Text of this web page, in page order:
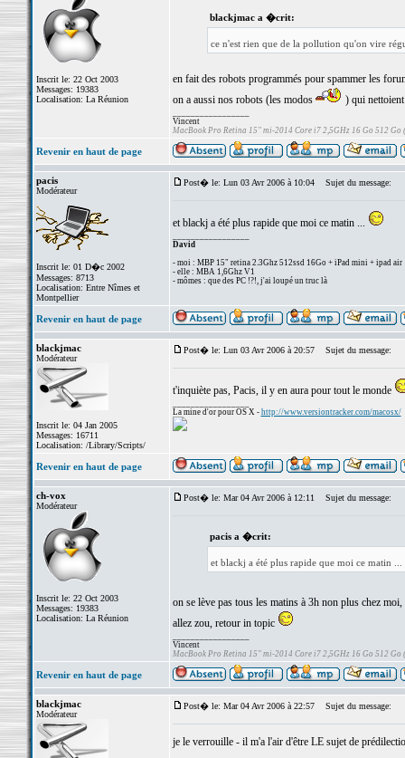
Inscrit le: 22 Oct 2003
Messages: 19383
Localisation: La Réunion
blackjmac a �crit:
ce n'est rien que de la pollution qu'on vire
en fait des robots programmés pour spammer les
on a aussi nos robots (les modos
) qui
Vincent
MacBook Pro Retina 15" mi-2014 Core i7 2,5GHz 16 Go 512 Go
Revenir en haut de page
pacis
Modérateur
Inscrit le: 01 D�c 2002
Messages: 8713
Localisation: Entre Nîmes et
Montpellier
Post� le: Lun 03 Avr 2006 à 10:04 Sujet du message:
et blackj a été plus rapide que moi ce matin ...
David
- moi : MBP 15" retina 2.3Ghz 512ssd 16Go + iPad mini + ipad air
- elle : MBA 1,6Ghz V1
- mômes : que des PC !?!, j'ai loupé un truc là
Revenir en haut de page
blackjmac
Modérateur
Inscrit le: 04 Jan 2005
Messages: 16711
Localisation: /Library/Scripts/
Post� le: Lun 03 Avr 2006 à 20:57 Sujet du message:
t'inquiète pas, Pacis, il y en aura pour tout le monde
La mine d'or pour OS X - http://www.versiontracker.com/macosx/
Revenir en haut de page
ch-vox
Modérateur
Inscrit le: 22 Oct 2003
Messages: 19383
Localisation: La Réunion
Post� le: Mar 04 Avr 2006 à 12:11 Sujet du message:
pacis a �crit:
et blackj a été plus rapide que moi ce matin ...
on se lève pas tous les matins à 3h non plus chez
allez zou, retour in topic
Vincent
MacBook Pro Retina 15" mi-2014 Core i7 2,5GHz 16 Go 512 Go
Revenir en haut de page
blackjmac
Modérateur
Post� le: Mar 04 Avr 2006 à 22:57 Sujet du message:
je le verrouille - il m'a l'air d'être LE sujet de